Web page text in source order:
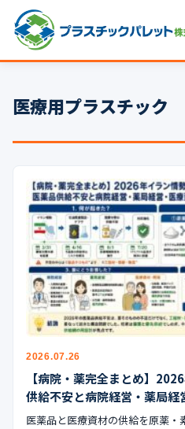
パレットサイズ
プラパレット
コンテナ
中古パレット
再生原料
梱包資材
イラン情勢まとめ
公式ブログ
会社案内
医療用プラスチック
2026.07.26
【病院・薬完全まとめ】
供給不安と病院経営・薬局経
医薬品と医療資材の供給を原薬